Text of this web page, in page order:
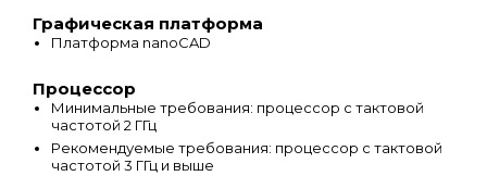
Графическая платформа
Платформа nanoCAD
Процессор
Минимальные требования: процессор с тактовой
частотой 2 ГГц
Рекомендуемые требования: процессор с тактовой
частотой 3 ГГц и выше